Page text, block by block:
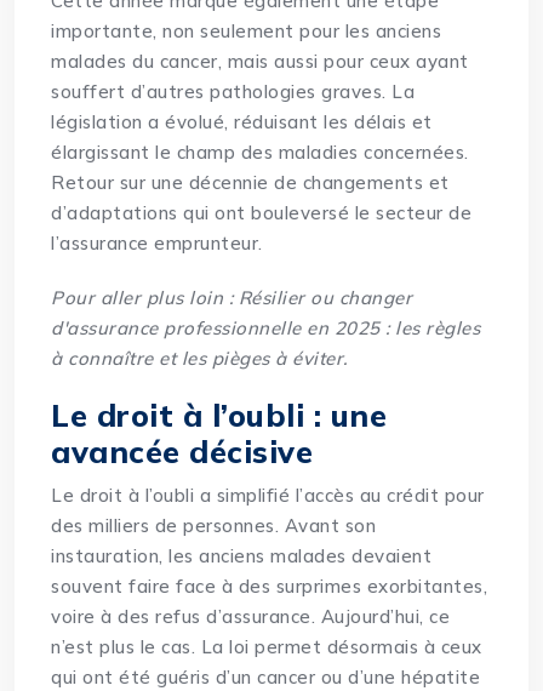
importante, non seulement pour les anciens
malades du cancer, mais aussi pour ceux ayant
souffert d’autres pathologies graves. La
législation a évolué, réduisant les délais et
élargissant le champ des maladies concernées.
Retour sur une décennie de changements et
d’adaptations qui ont bouleversé le secteur de
l’assurance emprunteur.
Pour aller plus loin : Résilier ou changer
d'assurance professionnelle en 2025 : les règles
à connaître et les pièges à éviter.
Le droit à l’oubli : une
avancée décisive
Le droit à l’oubli a simplifié l’accès au crédit pour
des milliers de personnes. Avant son
instauration, les anciens malades devaient
souvent faire face à des surprimes exorbitantes,
voire à des refus d’assurance. Aujourd’hui, ce
n’est plus le cas. La loi permet désormais à ceux
qui ont été guéris d’un cancer ou d’une hépatite